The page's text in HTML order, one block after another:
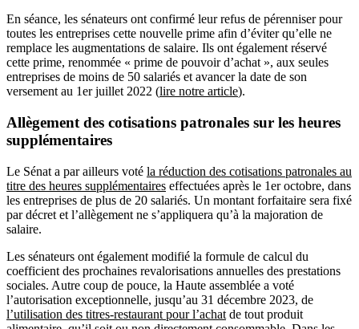
En séance, les sénateurs ont confirmé leur refus de pérenniser pour
toutes les entreprises cette nouvelle prime afin d’éviter qu’elle ne
remplace les augmentations de salaire. Ils ont également réservé
cette prime, renommée « prime de pouvoir d’achat », aux seules
entreprises de moins de 50 salariés et avancer la date de son
versement au 1er juillet 2022 (lire notre article).
Allègement des cotisations patronales sur les heures
supplémentaires
Le Sénat a par ailleurs voté la réduction des cotisations patronales au
titre des heures supplémentaires effectuées après le 1er octobre, dans
les entreprises de plus de 20 salariés. Un montant forfaitaire sera fixé
par décret et l’allègement ne s’appliquera qu’à la majoration de
salaire.
Les sénateurs ont également modifié la formule de calcul du
coefficient des prochaines revalorisations annuelles des prestations
sociales. Autre coup de pouce, la Haute assemblée a voté
l’autorisation exceptionnelle, jusqu’au 31 décembre 2023, de
l’utilisation des titres-restaurant pour l’achat de tout produit